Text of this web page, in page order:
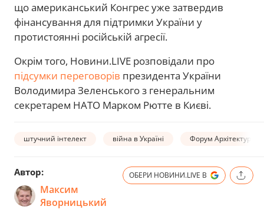
що американський Конгрес уже затвердив
фінансування для підтримки України у
протистоянні російській агресії.
Окрім того, Новини.LIVE розповідали про
підсумки переговорів президента України
Володимира Зеленського з генеральним
секретарем НАТО Марком Рютте в Києві.
штучний інтелект війна в Україні Форум Архітектура
Автор:
Максим
Яворницький
ОБЕРИ НОВИНИ.LIVE В